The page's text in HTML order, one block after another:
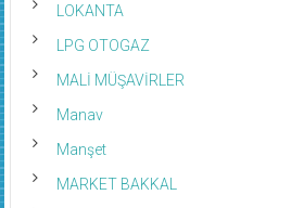
LOKANTA
LPG OTOGAZ
MALİ MÜŞAVİRLER
Manav
Manşet
MARKET BAKKAL